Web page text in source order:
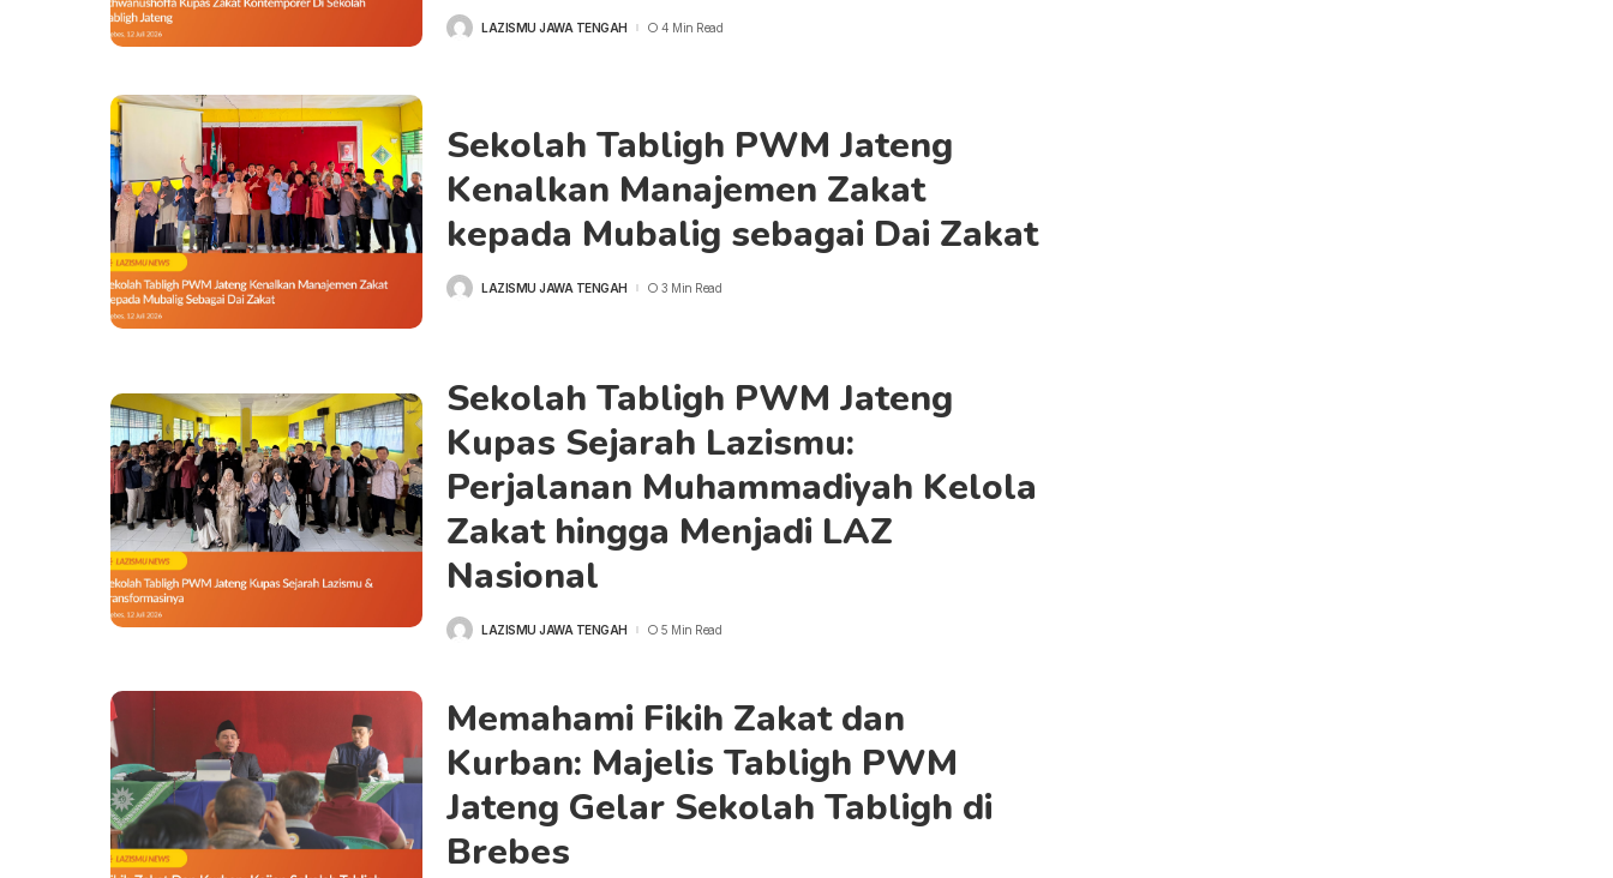
LAZISMU JAWA TENGAH 4 Min Read
Sekolah Tabligh PWM Jateng
Kenalkan Manajemen Zakat
kepada Mubalig sebagai Dai Zakat
LAZISMU JAWA TENGAH 3 Min Read
Sekolah Tabligh PWM Jateng
Kupas Sejarah Lazismu:
Perjalanan Muhammadiyah Kelola
Zakat hingga Menjadi LAZ
Nasional
LAZISMU JAWA TENGAH 5 Min Read
Memahami Fikih Zakat dan
Kurban: Majelis Tabligh PWM
Jateng Gelar Sekolah Tabligh di
Brebes